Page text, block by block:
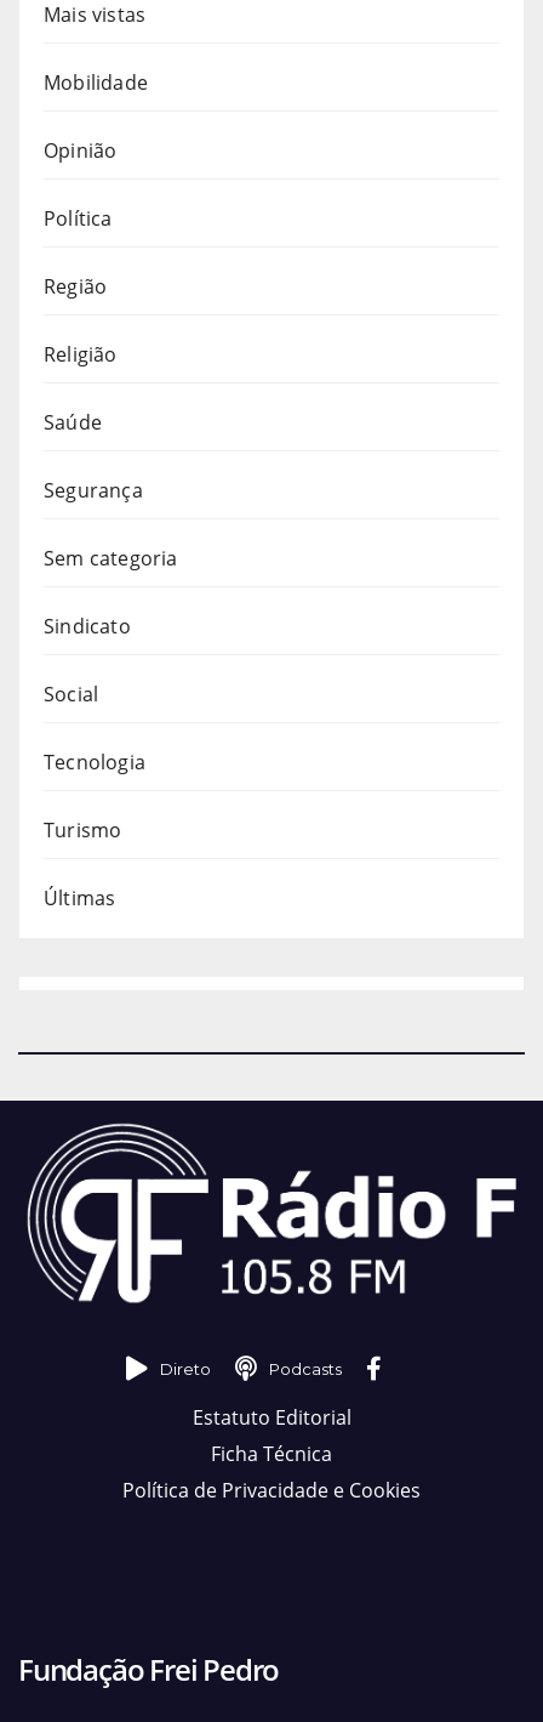
Mais vistas
Mobilidade
Opinião
Política
Região
Religião
Saúde
Segurança
Sem categoria
Sindicato
Social
Tecnologia
Turismo
Últimas
Direto Podcasts
Estatuto Editorial
Ficha Técnica
Política de Privacidade e Cookies
Fundação Frei Pedro